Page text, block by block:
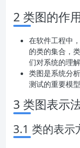
2 类图的作
在软件工程中
的类的集合，
们对系统的理解
类图是系统分
测试的重要模型
3 类图表示
3.1 类的表示